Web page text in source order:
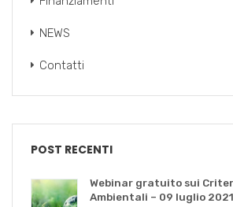
NEWS
Contatti
POST RECENTI
Webinar gratuito sui
Ambientali – 09 luglio 2021